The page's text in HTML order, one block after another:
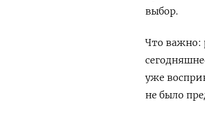
выбор.
Что важно:
уже
не было